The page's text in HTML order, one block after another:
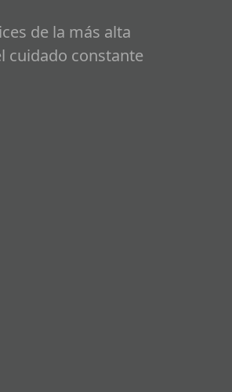
de la más alta
cuidado constante